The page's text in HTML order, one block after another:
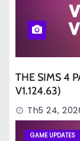
THE SIMS 4
V1.124.63)
Th5 24,
GAME UPDATES